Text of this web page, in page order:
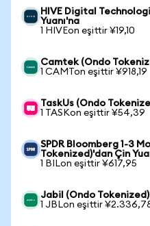
HIVE Digital
Yuanı'na
1 HIVEon eşittir ¥19,10
Camtek (Ondo
1 CAMTon eşittir ¥918,19
TaskUs (Ondo
1 TASKon eşittir ¥54,39
SPDR Bloomberg 1-3
Tokenized)'dan Çin
1 BILon eşittir ¥617,95
Jabil (Ondo
1 JBLon eşittir